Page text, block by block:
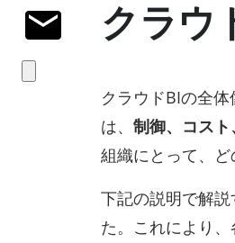
クラウ
クラウドBIの全
は、 制御、コス
組織にとって、ど
下記の説明で解
た。これにより、